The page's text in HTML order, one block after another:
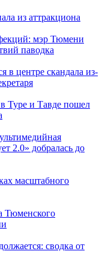
из аттракциона
мэр Тюмени
паводка
в центре скандала из-
Туре и Тавде пошел
2.0» добралась до
масштабного
Тюменского
сводка от